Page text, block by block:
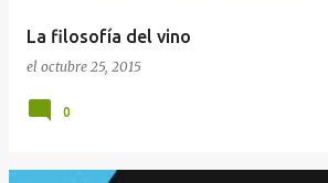
La filosofía del vino
el octubre 25, 2015
0